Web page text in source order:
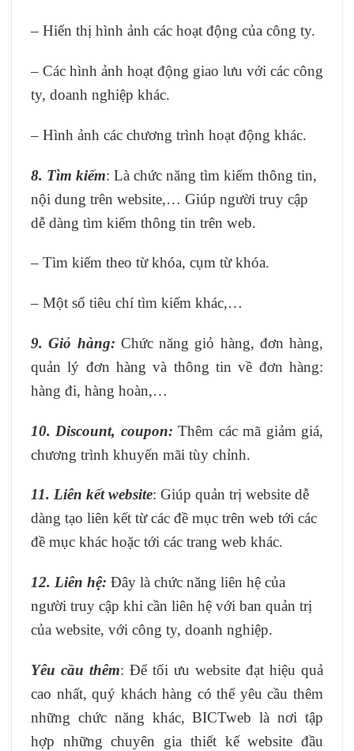
– Hiển thị hình ảnh các hoạt động của công ty.
– Các hình ảnh hoạt động giao lưu với các công
ty, doanh nghiệp khác.
– Hình ảnh các chương trình hoạt động khác.
8. Tìm kiếm: Là chức năng tìm kiếm thông tin,
nội dung trên website,… Giúp người truy cập
dễ dàng tìm kiếm thông tin trên web.
– Tìm kiếm theo từ khóa, cụm từ khóa.
– Một số tiêu chí tìm kiếm khác,…
9. Giỏ hàng: Chức năng giỏ hàng, đơn hàng,
quản lý đơn hàng và thông tin về đơn hàng:
hàng đi, hàng hoàn,…
10. Discount, coupon: Thêm các mã giảm giá,
chương trình khuyến mãi tùy chỉnh.
11. Liên kết website: Giúp quản trị website dễ
dàng tạo liên kết từ các đề mục trên web tới các
đề mục khác hoặc tới các trang web khác.
12. Liên hệ: Đây là chức năng liên hệ của
người truy cập khi cần liên hệ với ban quản trị
của website, với công ty, doanh nghiệp.
Yêu cầu thêm: Để tối ưu website đạt hiệu quả
cao nhất, quý khách hàng có thể yêu cầu thêm
những chức năng khác, BICTweb là nơi tập
hợp những chuyên gia thiết kế website đầu